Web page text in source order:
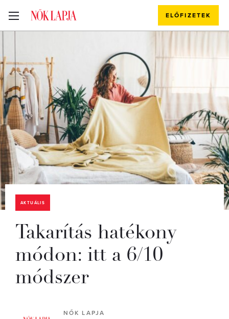
ELŐFIZETEK
AKTUÁLIS
Takarítás hatékony
módon: itt a 6/10
módszer
NŐK LAPJA